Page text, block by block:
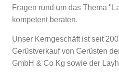
Fragen rund um das Thema
kompetent beraten.
Unser Kerngeschäft ist seit
Gerüstverkauf von Gerüsten
GmbH & Co Kg sowie der